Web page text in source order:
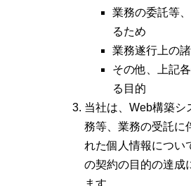
業務の委託等
るため
業務遂行上の
その他、上記
る目的
当社は、Web構築シ
務等、業務の受託に
れた個人情報につい
の契約の目的の達成
ます。